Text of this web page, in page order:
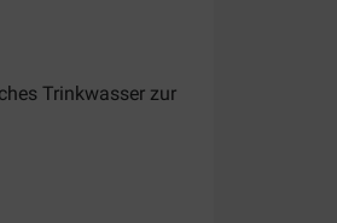
Trinkwasser zur